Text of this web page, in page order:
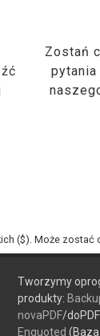
Zostań
($). Może
Tworzymy
produkty:
novaPDF/
Enquoted